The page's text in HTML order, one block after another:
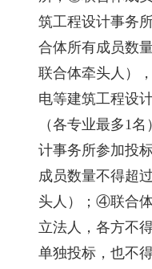
筑工程设计事务
合体所有成员数
联合体牵头人）
电等建筑工程设
（各专业最多1
计事务所参加投
成员数量不得超
头人）；④联合
立法人，各方不
单独投标，也不